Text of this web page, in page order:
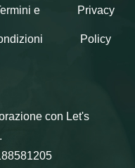
Servizio
e Privacy
Policy
con Let's